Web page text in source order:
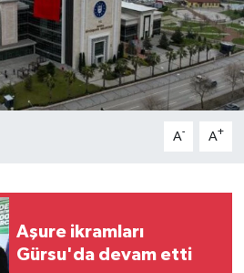
A- A+
Aşure ikramları
Gürsu'da devam etti